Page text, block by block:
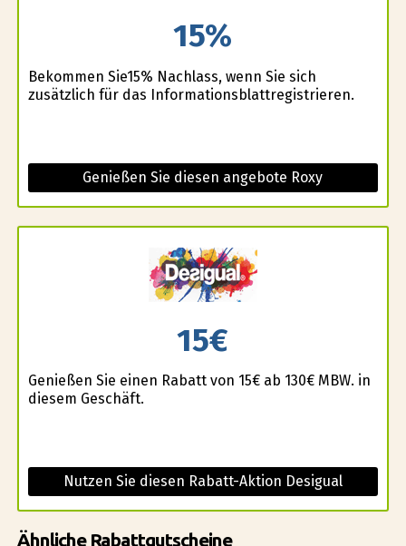
15%
Bekommen Sie15% Nachlass, wenn Sie sich
zusätzlich für das Informationsblattregistrieren.
Genießen Sie diesen angebote Roxy
15€
Genießen Sie einen Rabatt von 15€ ab 130€ MBW. in
diesem Geschäft.
Nutzen Sie diesen Rabatt-Aktion Desigual
Ähnliche Rabattgutscheine